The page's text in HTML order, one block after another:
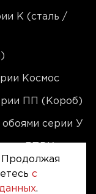
K (сталь /
Космос
ПП (Короб)
серии У
/ присоска)
Продолжая
с
.